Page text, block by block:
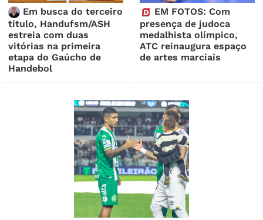
Em busca do terceiro
título, Handufsm/ASH
estreia com duas
vitórias na primeira
etapa do Gaúcho de
Handebol
EM FOTOS: Com
presença de judoca
medalhista olímpico,
ATC reinaugura espaço
de artes marciais